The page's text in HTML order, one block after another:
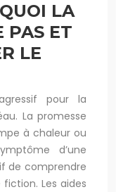
LA
PAS ET
LE
pour la
La promesse
à chaleur ou
d’une
de comprendre
Les aides